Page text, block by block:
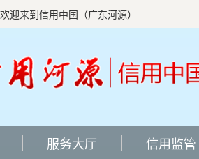
欢迎来到信用中国（广东河源）
服务大厅 信用监管